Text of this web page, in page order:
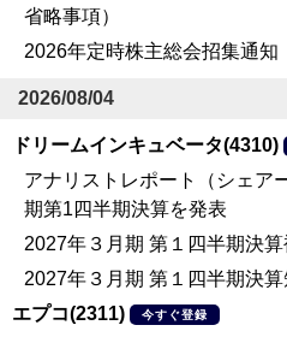
省略事項）
2026年定時株主総会招集通知
2026/08/04
ドリームインキュベータ(4310)
アナリストレポート（シェア
期第1四半期決算を発表
2027年３月期 第１四半期決
2027年３月期 第１四半期決
エプコ(2311)
今すぐ登録